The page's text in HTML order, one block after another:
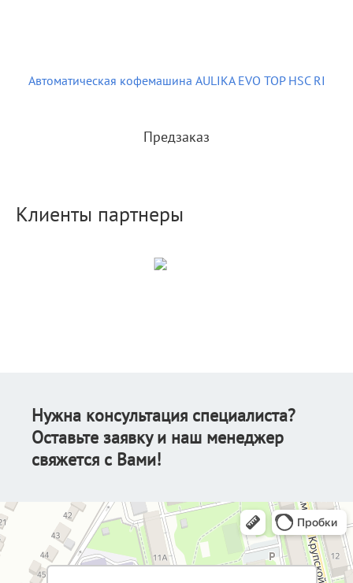
Автоматическая кофемашина AULIKA EVO TOP HSC RI
Предзаказ
Клиенты партнеры
Нужна консультация специалиста?
Оставьте заявку и наш менеджер
свяжется с Вами!